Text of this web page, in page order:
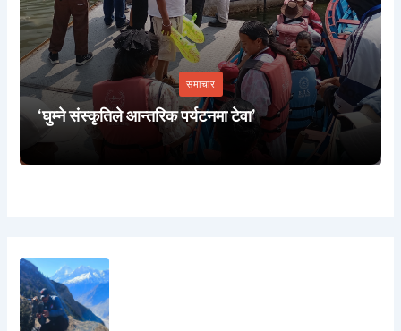
समाचार
‘घुम्ने संस्कृतिले आन्तरिक पर्यटनमा टेवा’